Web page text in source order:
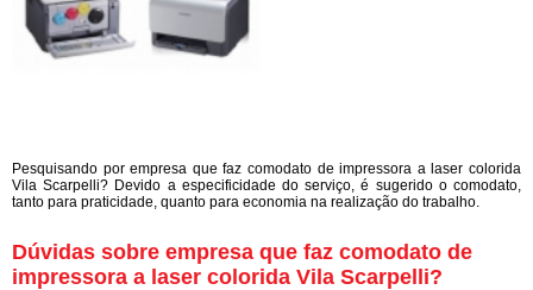
Pesquisando por empresa que faz comodato de impressora a laser colorida
Vila Scarpelli? Devido a especificidade do serviço, é sugerido o comodato,
tanto para praticidade, quanto para economia na realização do trabalho.
Dúvidas sobre empresa que faz comodato de
impressora a laser colorida Vila Scarpelli?